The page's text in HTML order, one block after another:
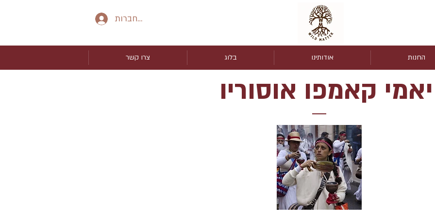
להתחברות
החנות אודותינו בלוג צרו קשר
יאמי קאמפו אוסוריו